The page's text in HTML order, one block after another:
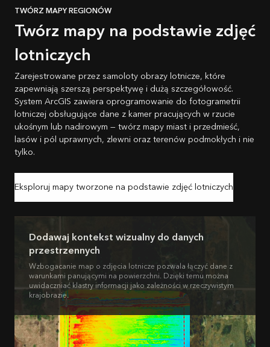
TWÓRZ MAPY REGIONÓW
Twórz mapy na podstawie zdjęć
lotniczych
Zarejestrowane przez samoloty obrazy lotnicze, które
zapewniają szerszą perspektywę i dużą szczegółowość.
System ArcGIS zawiera oprogramowanie do fotogrametrii
lotniczej obsługujące dane z kamer pracujących w rzucie
ukośnym lub nadirowym — twórz mapy miast i przedmieść,
lasów i pól uprawnych, zlewni oraz terenów podmokłych i nie
tylko.
Eksploruj mapy tworzone na podstawie zdjęć lotniczych
Dodawaj kontekst wizualny do danych
przestrzennych
Wzbogacanie map o zdjęcia lotnicze pozwala łączyć dane z
warunkami panującymi na powierzchni. Dzięki temu można
uwidaczniać klastry informacji jako zależności w rzeczywistym
krajobrazie.